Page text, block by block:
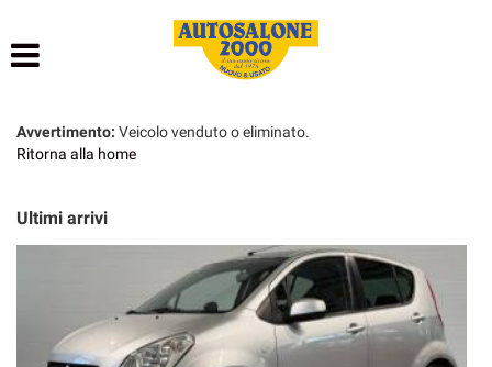
NOLEGGIO BREVE TERMINE
NOLEGGIO LUNGO TERMINE
ASSISTENZA
Avvertimento: Veicolo venduto o eliminato.
Ritorna alla home
Ultimi arrivi